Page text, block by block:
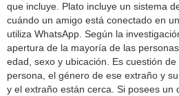
que incluye. Plato incluye un sistema
cuándo un amigo está conectado en
utiliza WhatsApp. Según la
apertura de la mayoría de las
edad, sexo y ubicación. Es cuestión
persona, el género de ese extraño y
y el extraño están cerca. Si posees un